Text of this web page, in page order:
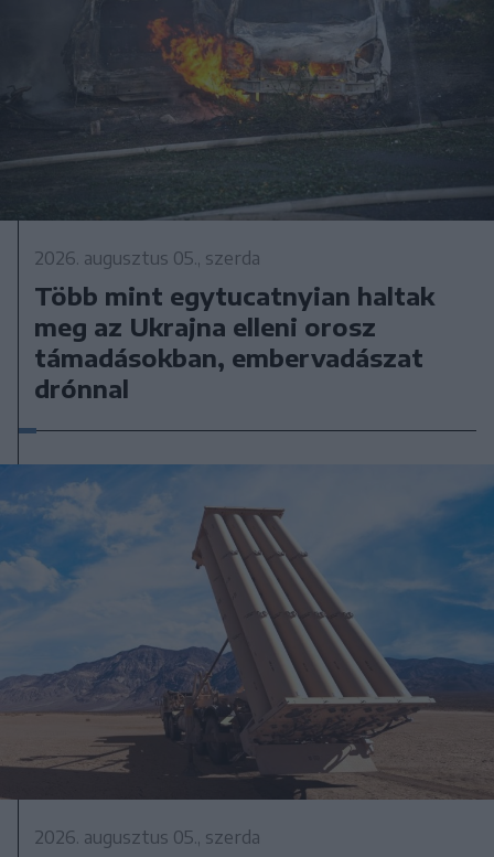
2026. augusztus 05., szerda
Több mint egytucatnyian haltak
meg az Ukrajna elleni orosz
támadásokban, embervadászat
drónnal
2026. augusztus 05., szerda